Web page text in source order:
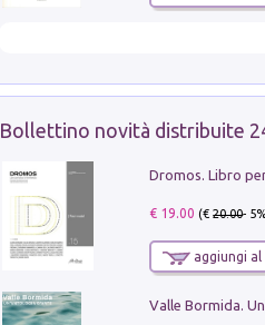
Bollettino novità distribuite
€ 19.00 (€20.00-
aggiungi
Valle Bormida.